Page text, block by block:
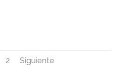
2 Siguiente